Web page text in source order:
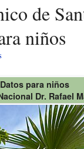
niños
Datos para niños
Dr. Rafael